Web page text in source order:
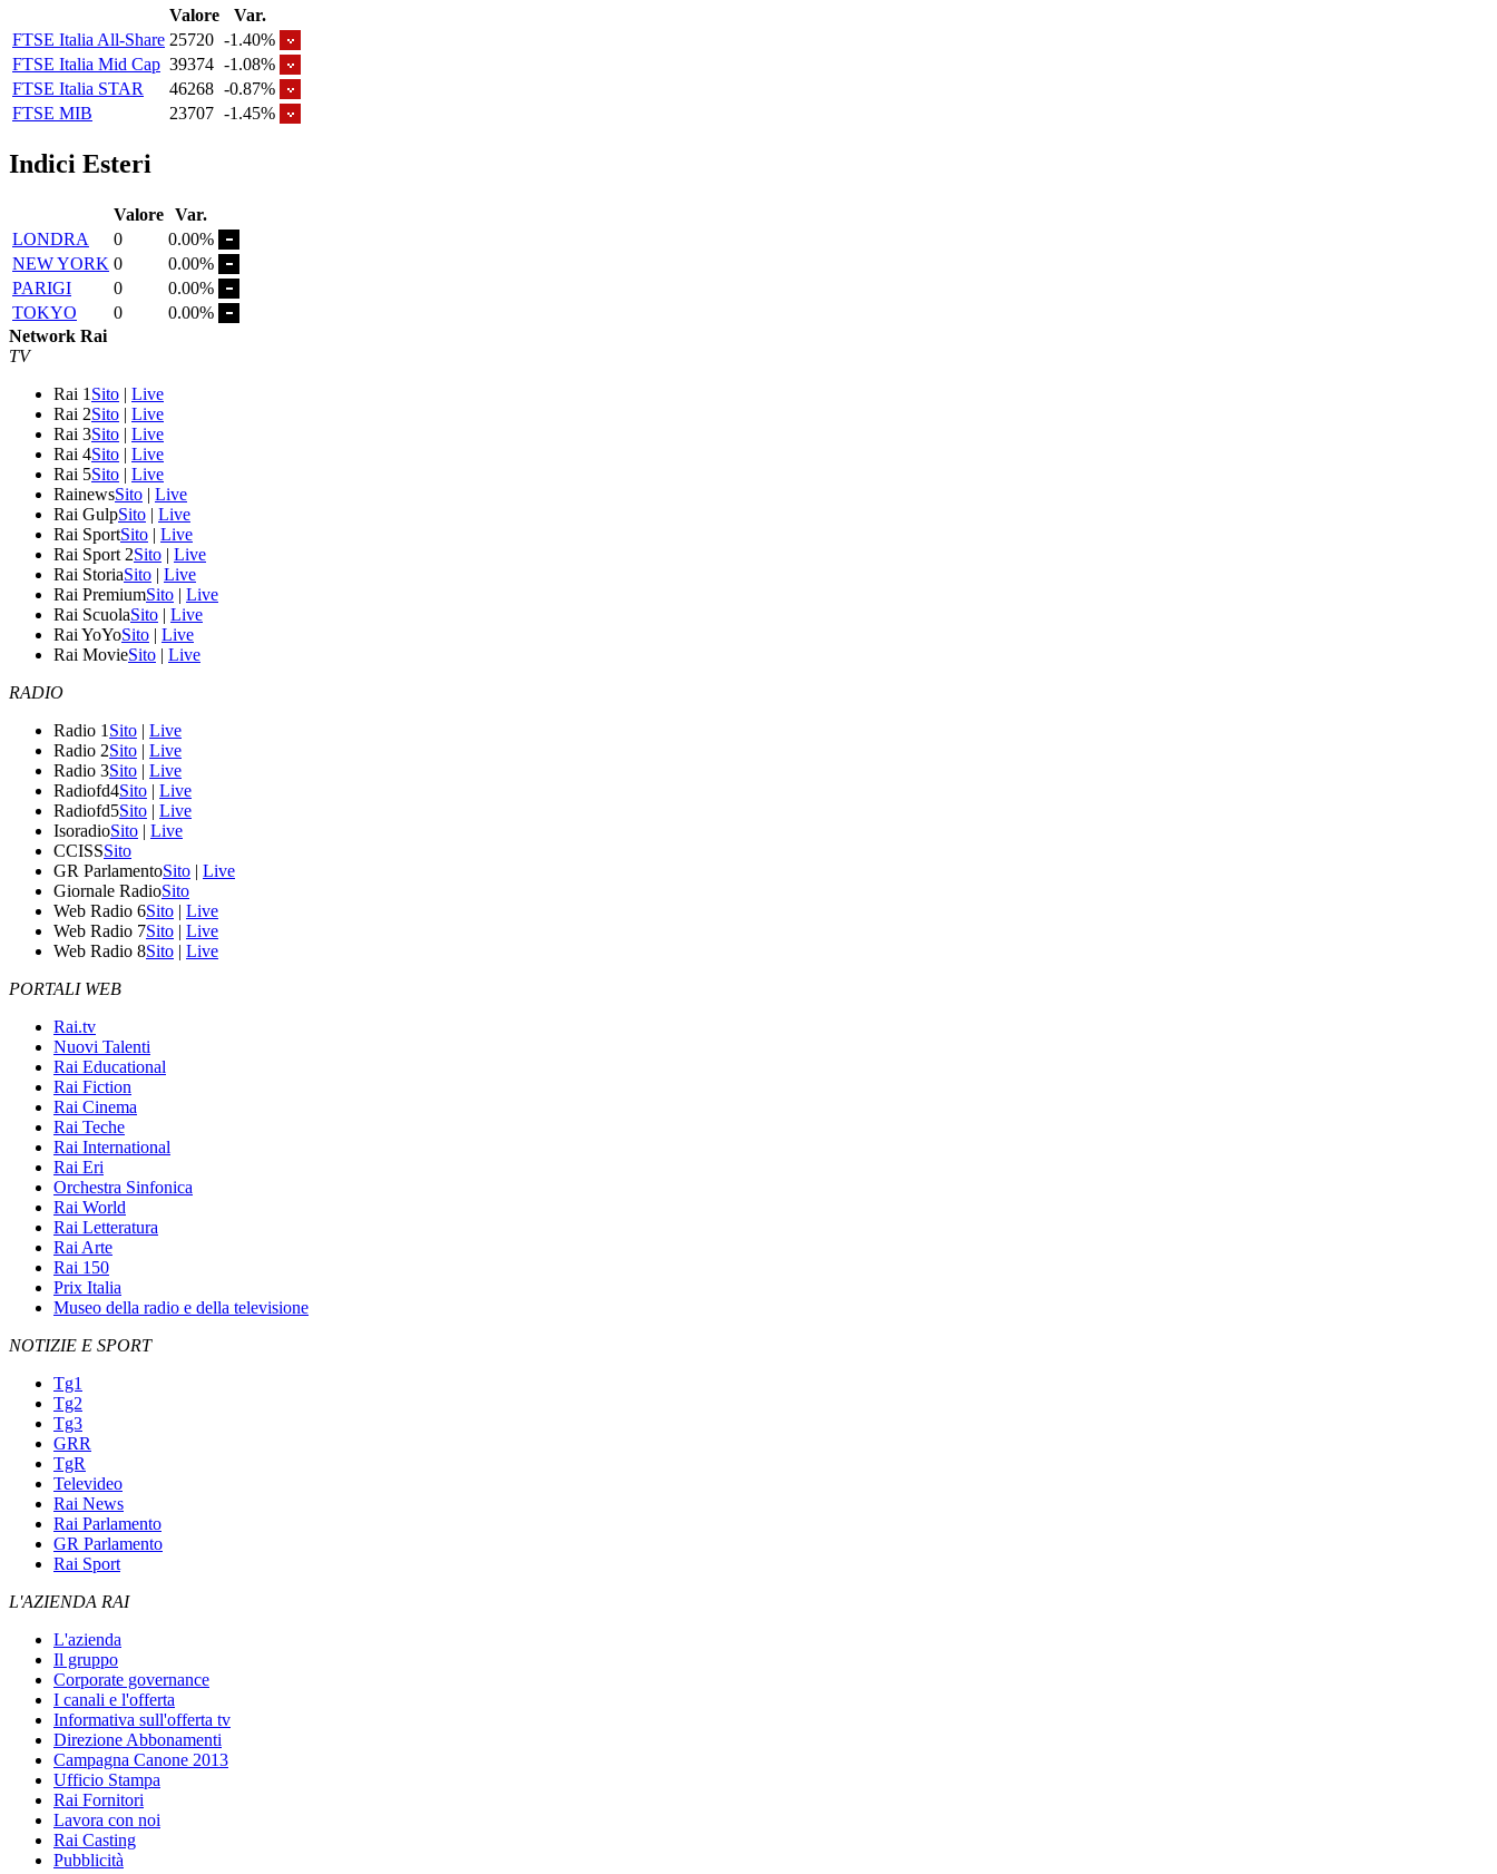
Valore
Var.
FTSE Italia All-Share 25720 -1.40%
FTSE Italia Mid Cap 39374 -1.08%
FTSE Italia STAR
46268 -0.87%
FTSE MIB
23707 -1.45%
Indici Esteri
Valore Var.
LONDRA
0
0.00%
NEW YORK 0
0.00%
PARIGI
0
0.00%
TOKYO
0
0.00%
Network Rai
TV
Rai 1 Sito | Live
Rai 2Sito | Live
Rai 3Sito | Live
Rai 4Sito | Live
Rai 5Sito | Live
RainewsSito | Live
Rai GulpSito | Live
Rai SportSito | Live
Rai Sport 2Sito | Live
Rai StoriaSito | Live
Rai PremiumSito | Live
Rai ScuolaSito | Live
Rai YoYoSito | Live
Rai MovieSito | Live
RADIO
Radio 1 Sito | Live
Radio 2Sito | Live
Radio 3Sito | Live
Radiofd4Sito | Live
Radiofd5Sito | Live
IsoradioSito | Live
CCISSSito
GR ParlamentoSito | Live
Giornale RadioSito
Web Radio 6Sito | Live
Web Radio 7Sito | Live
Web Radio 8Sito | Live
PORTALI WEB
Rai.tv
Nuovi Talenti
Rai Educational
Rai Fiction
Rai Cinema
Rai Teche
Rai International
Rai Eri
Orchestra Sinfonica
Rai World
Rai Letteratura
Rai Arte
Rai 150
Prix Italia
Museo della radio e della televisione
NOTIZIE E SPORT
Tg1
Tg2
Tg3
GRR
TgR
Televideo
Rai News
Rai Parlamento
GR Parlamento
Rai Sport
L'AZIENDA RAI
L'azienda
Il gruppo
Corporate governance
I canali e l'offerta
Informativa sull'offerta tv
Direzione Abbonamenti
Campagna Canone 2013
Ufficio Stampa
Rai Fornitori
Lavora con noi
Rai Casting
Pubblicità